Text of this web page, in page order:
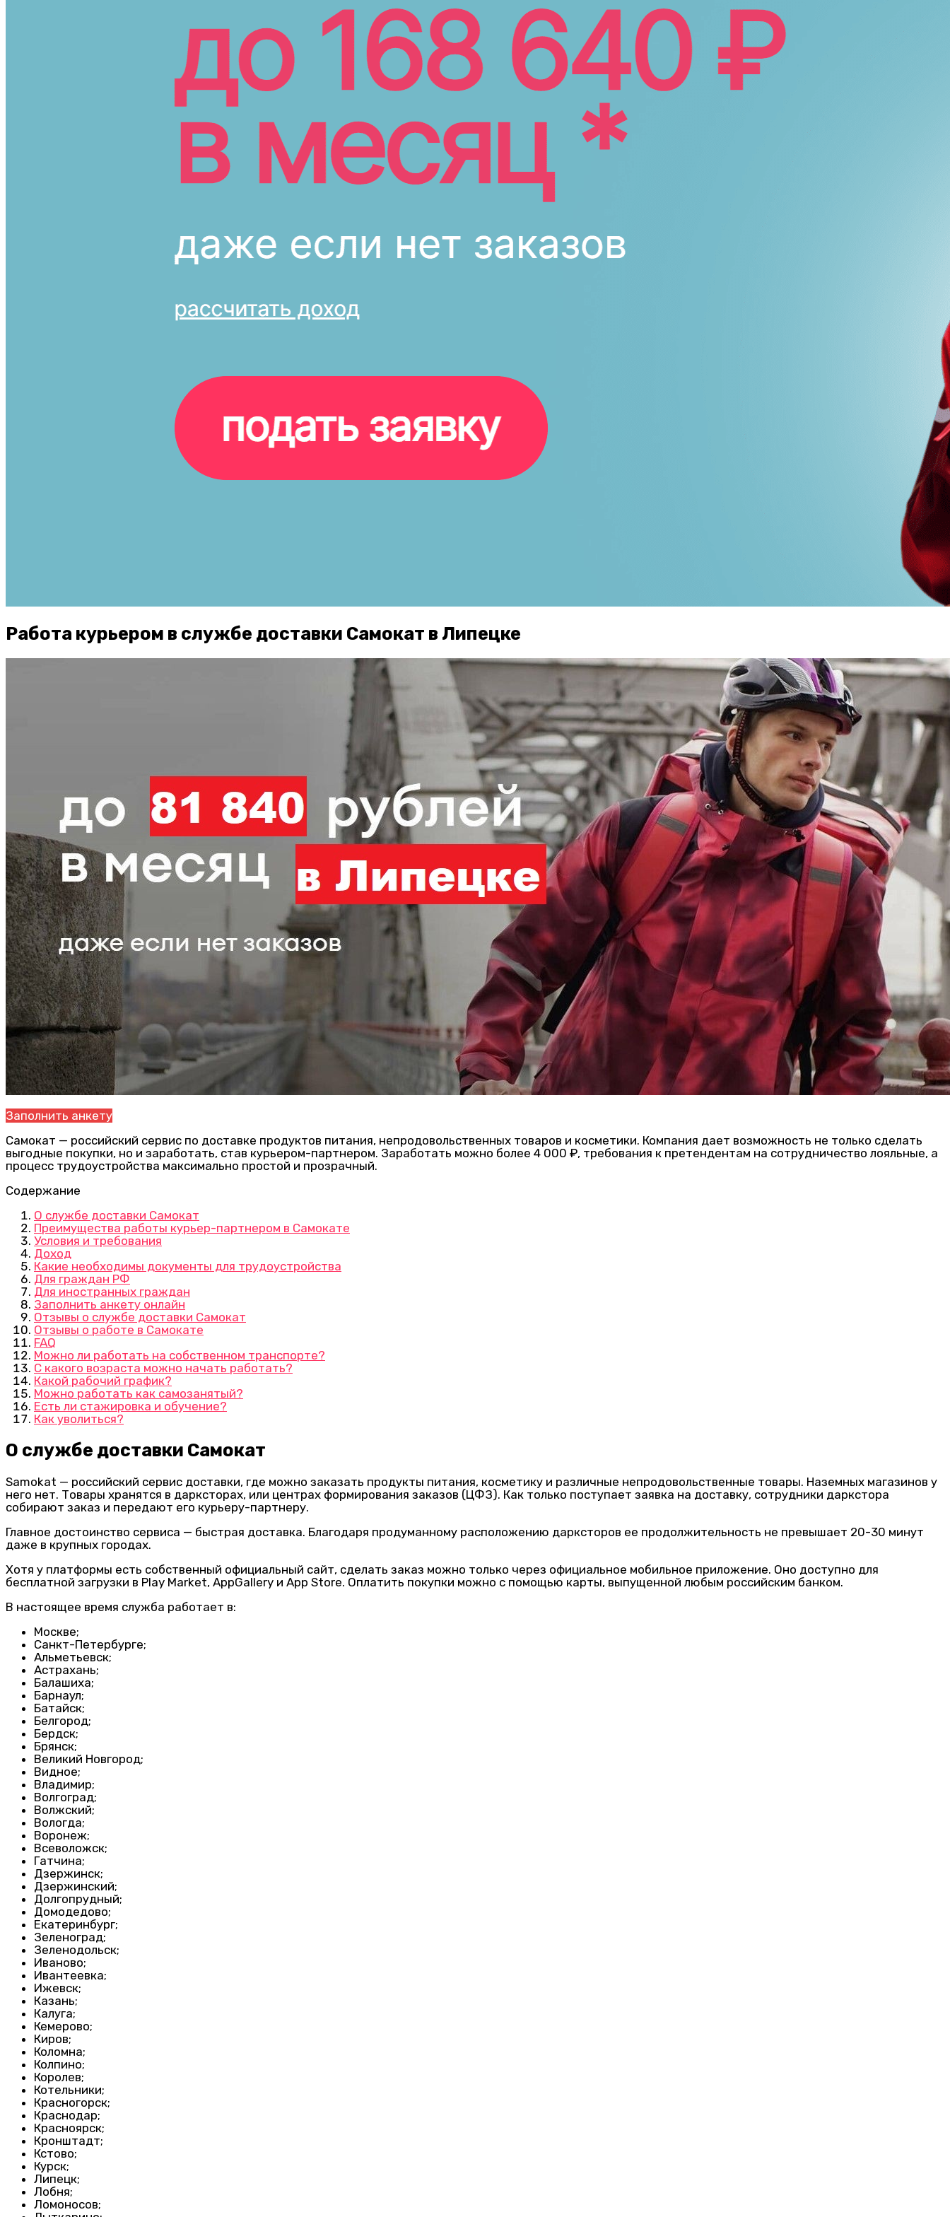
Работа курьером в службе доставки Самокат в Липецке
Заполнить анкету
Самокат — российский сервис по доставке продуктов питания, непродовольственных товаров и косметики. Компания дает возможность не только сделать
выгодные покупки, но и заработать, став курьером-партнером. Заработать можно более 4 000 ₽, требования к претендентам на сотрудничество лояльные, а
процесс трудоустройства максимально простой и прозрачный.
Содержание
О службе доставки Самокат
Преимущества работы курьер-партнером в Самокате
Условия и требования
Доход
Какие необходимы документы для трудоустройства
Для граждан РФ
Для иностранных граждан
Заполнить анкету онлайн
Отзывы о службе доставки Самокат
Отзывы о работе в Самокате
FAQ
Можно ли работать на собственном транспорте?
С какого возраста можно начать работать?
Какой рабочий график?
Можно работать как самозанятый?
Есть ли стажировка и обучение?
Как уволиться?
О службе доставки Самокат
Samokat — российский сервис доставки, где можно заказать продукты питания, косметику и различные непродовольственные товары. Наземных магазинов у
него нет. Товары хранятся в дарксторах, или центрах формирования заказов (ЦФЗ). Как только поступает заявка на доставку, сотрудники даркстора
собирают заказ и передают его курьеру-партнеру.
Главное достоинство сервиса — быстрая доставка. Благодаря продуманному расположению дарксторов ее продолжительность не превышает 20-30 минут
даже в крупных городах.
Хотя у платформы есть собственный официальный сайт, сделать заказ можно только через официальное мобильное приложение. Оно доступно для
бесплатной загрузки в Play Market, AppGallery и App Store. Оплатить покупки можно с помощью карты, выпущенной любым российским банком.
В настоящее время служба работает в:
Москве;
Санкт-Петербурге;
Альметьевск;
Астрахань;
Балашиха;
Барнаул;
Батайск;
Белгород;
Бердск;
Брянск;
Великий Новгород;
Видное;
Владимир;
Волгоград;
Волжский;
Вологда;
Воронеж;
Всеволожск;
Гатчина;
Дзержинск;
Дзержинский;
Долгопрудный;
Домодедово;
Екатеринбург;
Зеленоград;
Зеленодольск;
Иваново;
Ивантеевка;
Ижевск;
Казань;
Калуга;
Кемерово;
Киров;
Коломна;
Колпино;
Королев;
Котельники;
Красногорск;
Краснодар;
Красноярск;
Кронштадт;
Кстово;
Курск;
Липецк;
Лобня;
Ломоносов;